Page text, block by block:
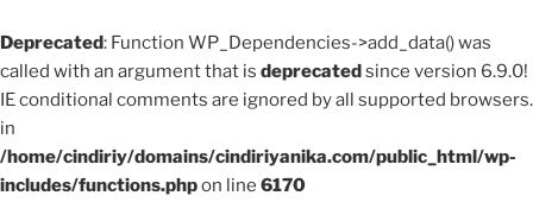
Deprecated: Function WP_Dependencies->add_data() was
called with an argument that is deprecatedsince version 6.9.0!
IE conditional comments are ignored by all supported browsers.
in
/home/cindiriy/domains/cindiriyanika.com/public_html/wp-
includes/functions.phpon line 6170